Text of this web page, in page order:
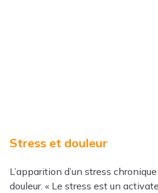
Stress et douleur
L’apparition d’un stress
douleur. « Le stress est un